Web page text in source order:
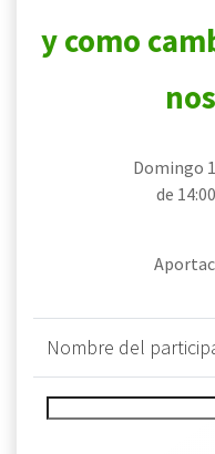
y como
Domingo
de
Nombre del